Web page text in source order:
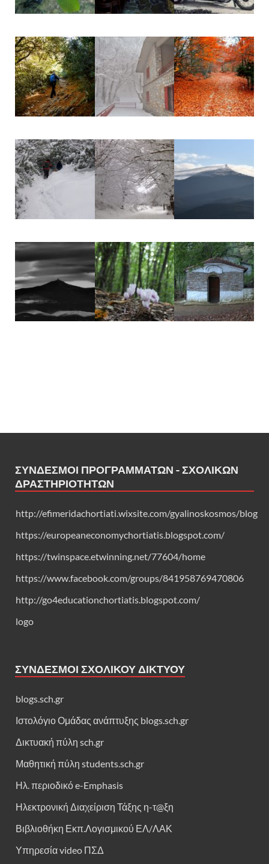
ΣΎΝΔΕΣΜΟΙ ΠΡΟΓΡΑΜΜΆΤΩΝ - ΣΧΟΛΙΚΏΝ
ΔΡΑΣΤΗΡΙΟΤΉΤΩΝ
http://efimeridachortiati.wixsite.com/gyalinoskosmos/blog
https://europeaneconomychortiatis.blogspot.com/
https://twinspace.etwinning.net/77604/home
https://www.facebook.com/groups/841958769470806
http://go4educationchortiatis.blogspot.com/
logo
ΣΎΝΔΕΣΜΟΙ ΣΧΟΛΙΚΟΎ ΔΙΚΤΎΟΥ
blogs.sch.gr
Ιστολόγιο Ομάδας ανάπτυξης blogs.sch.gr
Δικτυακή πύλη sch.gr
Μαθητική πύλη students.sch.gr
Ηλ. περιοδικό e-Emphasis
Ηλεκτρονική Διαχείριση Τάξης η-τ@ξη
Βιβλιοθήκη Εκπ.Λογισμικού ΕΛ/ΛΑΚ
Υπηρεσία video ΠΣΔ